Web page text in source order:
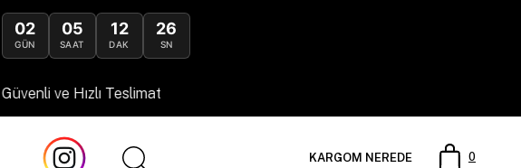
02
GÜN
05
SAAT
12
DAK
24
SN
0
KARGOM NEREDE